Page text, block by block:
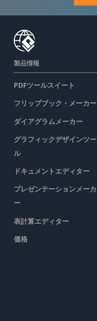
製品情報
PDFツールスイート
フリップブック・メーカー
ダイアグラムメーカー
グラフィックデザインツー
ル
ドキュメントエディター
プレゼンテーションメーカ
ー
表計算エディター
価格